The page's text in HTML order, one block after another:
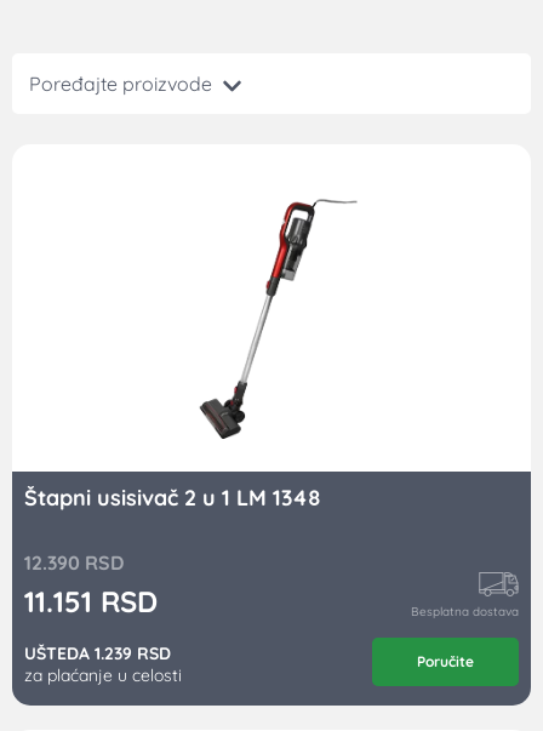
Poređajte proizvode
Štapni usisivač 2 u 1 LM 1348
12.390 RSD
11.151 RSD Besplatna dostava
UŠTEDA 1.239 RSD
za plaćanje u celosti
Poručite